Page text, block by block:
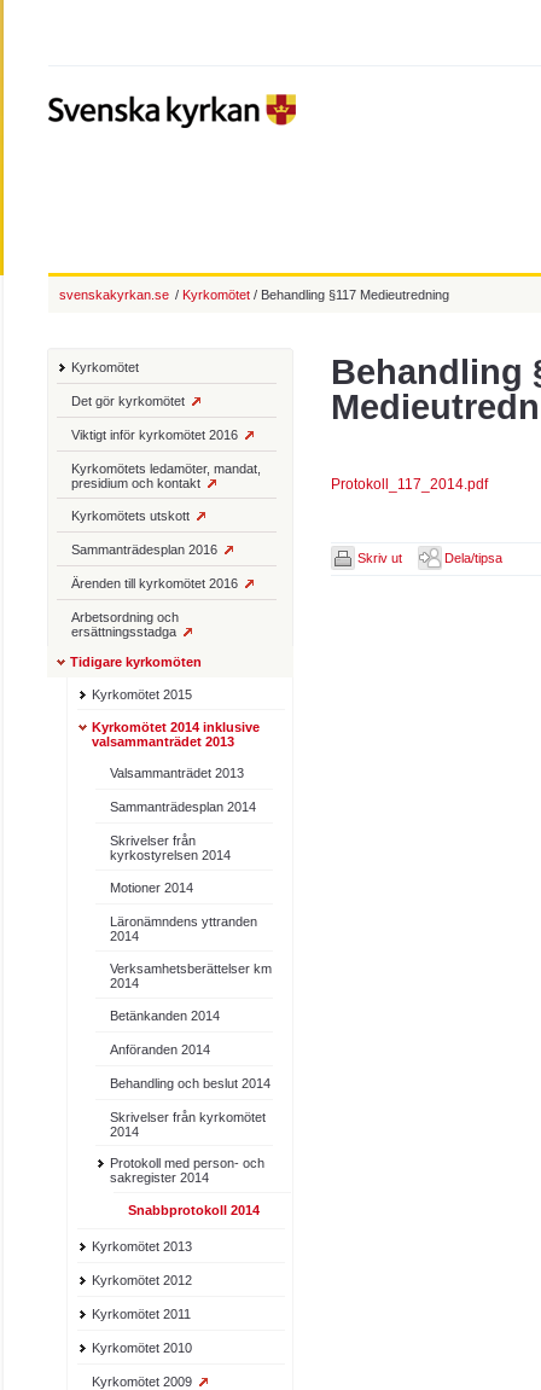
Behandling
Protokoll_117_2014.pdf
Skriv ut Dela/tipsa
Kyrkomötet
Det gör kyrkomötet
Viktigt inför kyrkomötet 2016
Kyrkomötets ledamöter, mandat,
presidium och kontakt
Kyrkomötets utskott
Sammanträdesplan 2016
Ärenden till kyrkomötet 2016
Arbetsordning och
ersättningsstadga
Tidigare kyrkomöten
Kyrkomötet 2015
Kyrkomötet 2014 inklusive
valsammanträdet 2013
Valsammanträdet 2013
Sammanträdesplan 2014
Skrivelser från
kyrkostyrelsen 2014
Motioner 2014
Läronämndens yttranden
2014
Verksamhetsberättelser km
2014
Betänkanden 2014
Anföranden 2014
Behandling och beslut 2014
Skrivelser från kyrkomötet
2014
Protokoll med person- och
sakregister 2014
Snabbprotokoll 2014
Kyrkomötet 2013
Kyrkomötet 2012
Kyrkomötet 2011
Kyrkomötet 2010
Kyrkomötet 2009
svenskakyrkan.se / Kyrkomötet / Behandling §117 Medieutredning